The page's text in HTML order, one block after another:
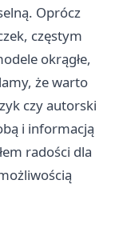
Oprócz
częstym
okrągłe,
że warto
czy autorski
i informacją
radości dla